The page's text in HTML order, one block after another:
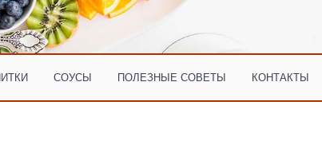
СОУСЫ ПОЛЕЗНЫЕ СОВЕТЫ КОНТАКТЫ